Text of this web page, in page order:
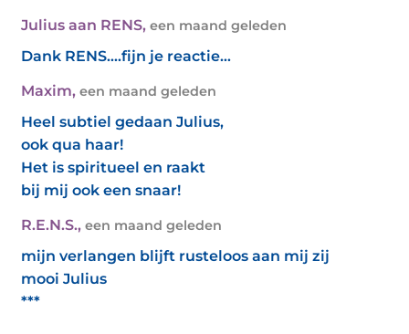
Julius aan RENS, een maand geleden
Dank RENS....fijn je reactie...
Maxim, een maand geleden
Heel subtiel gedaan Julius,
ook qua haar!
Het is spiritueel en raakt
bij mij ook een snaar!
R.E.N.S., een maand geleden
mijn verlangen blijft rusteloos aan mij zij
mooi Julius
***